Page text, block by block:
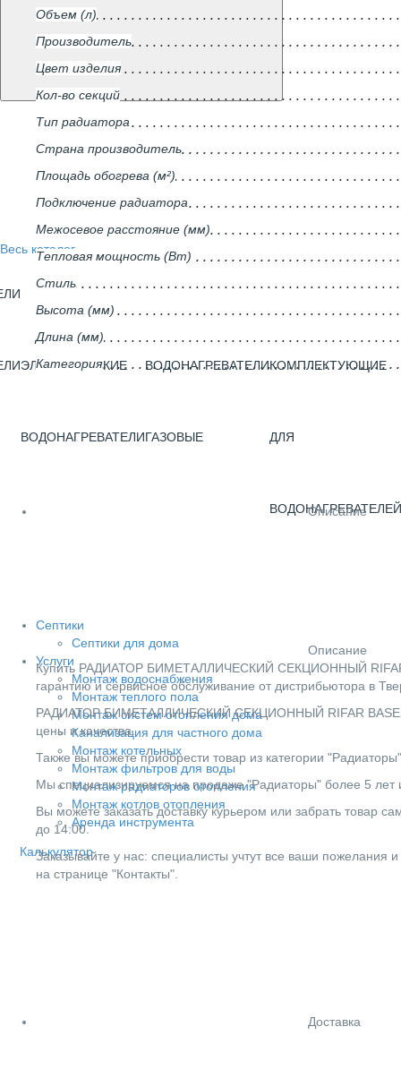
Весь каталог
ЭЛЕКТРИЧЕСКИЕ
ВОДОНАГРЕВАТЕЛИ
ВОДОНАГРЕВАТЕЛИ
ГАЗОВЫЕ
КОМПЛЕКТУЮЩИЕ
ДЛЯ
ВОДОНАГРЕВАТЕЛЕЙ
Септики
Септики для дома
Услуги
Монтаж водоснабжения
Монтаж теплого пола
Монтаж систем отопления дома
Канализация для частного дома
Монтаж котельных
Монтаж фильтров для воды
Монтаж радиаторов отопления
Монтаж котлов отопления
Аренда инструмента
Калькулятор
Объем (л)
Производитель
Цвет изделия
Кол-во секций
Тип радиатора
Страна производитель
Площадь обогрева (м²)
Подключение радиатора
Межосевое расстояние (мм)
Тепловая мощность (Вт)
Стиль
Высота (мм)
Длина (мм)
Категория
Описание
Описание
Купить РАДИАТОР БИМЕТАЛЛИЧЕСКИЙ СЕКЦИОННЫЙ RIFAR
гарантию и сервисное обслуживание от дистрибьютора в
РАДИАТОР БИМЕТАЛЛИЧЕСКИЙ СЕКЦИОННЫЙ RIFAR BASE
цены и качества.
Также вы можете приобрести товар из категории
Мы специализируемся на продаже "Радиаторы" более 5 лет
Вы можете заказать доставку курьером или забрать товар
до 14:00.
Заказывайте у нас: специалисты учтут все ваши
на странице "Контакты".
Доставка